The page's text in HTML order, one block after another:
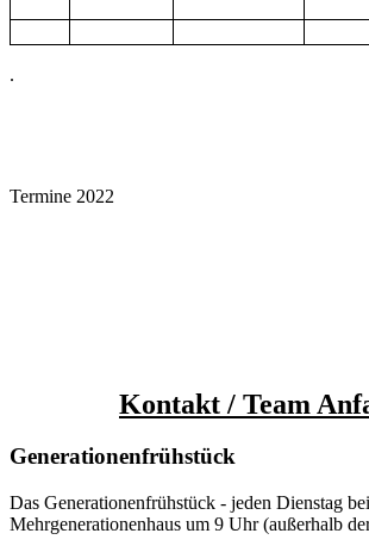
.
Termine 2022
Kontakt / Team
Generationenfrühstück
Das Generationenfrühstück - jeden Dienstag
Mehrgenerationenhaus um 9 Uhr (außerhalb